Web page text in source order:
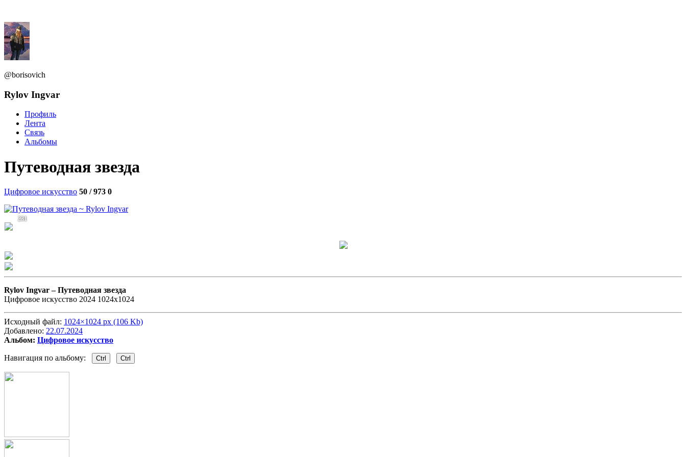
@borisovich
Rylov Ingvar
Профиль
Лента
Связь
Альбомы
Путеводная звезда
Цифровое искусство 50 / 973 0
231
Rylov Ingvar –Путеводная звезда
Цифровое искусство 2024 1024х1024
Исходный файл: 1024×1024 px (106 Kb)
Добавлено: 22.07.2024
Альбом: Цифровое искусство
Навигация по альбому: Ctrl Ctrl